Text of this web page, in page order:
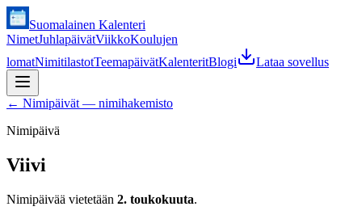
Suomalainen Kalenteri
NimetJuhlapäivätViikkoKoulujen
lomatNimitilastotTeemapäivätKalenteritBlogi Lataa sovellus
← Nimipäivät — nimihakemisto
Nimipäivä
Viivi
Nimipäivää vietetään 2. toukokuuta.